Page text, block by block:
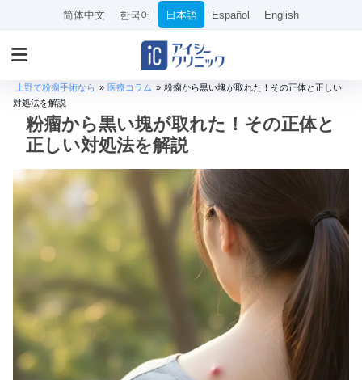
简体中文 한국어 日本語 Español English
上野で粉瘤手術なら » 医療コラム » 粉瘤から黒い塊が取れた！その正体と正しい
対処法を解説
粉瘤から黒い塊が取れた！その正体と
正しい対処法を解説